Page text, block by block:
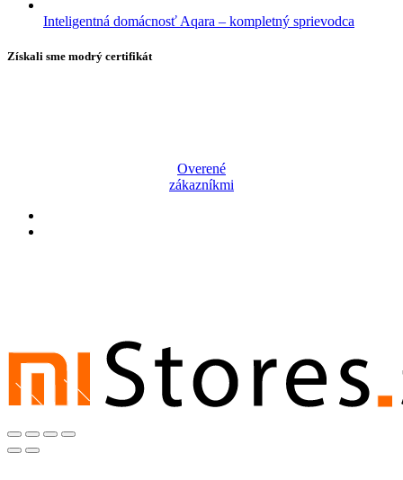
Inteligentná domácnosť Aqara – kompletný sprievodca
Získali sme modrý certifikát
Overené
zákazníkmi